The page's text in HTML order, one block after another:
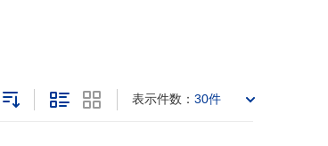
表示件数： 30件